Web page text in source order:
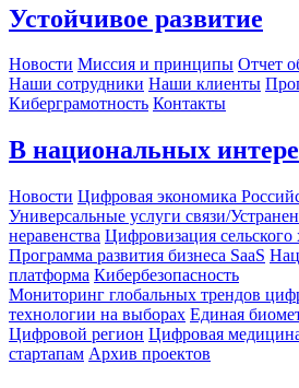
Устойчивое развитие
Новости Миссия и принципы Отчет
Наши сотрудники Наши клиенты
Киберграмотность Контакты
В национальных
Новости Цифровая экономика
Универсальные услуги связи/
неравенства Цифровизация сельского
Программа развития бизнеса SaaS
платформа Кибербезопасность
Мониторинг глобальных трендов
технологии на выборах Единая
Цифровой регион Цифровая
стартапам Архив проектов